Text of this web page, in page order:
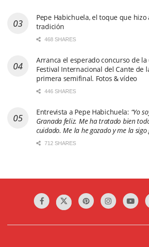
Pepe Habichuela, el toque que hizo
tradición
468 SHARES
Arranca el esperado concurso de la
Festival Internacional del Cante de
primera semifinal. Fotos & vídeo
446 SHARES
Entrevista a Pepe Habichuela: “Yo
Granada feliz. Me ha tratado bien
cuidado. Me la he gozado y me la sigo
712 SHARES